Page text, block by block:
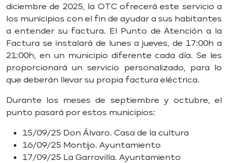
diciembre de 2025, la OTC ofrecerá este servicio a
los municipios con el fin de ayudar a sus habitantes
a entender su factura. El Punto de Atención a la
Factura se instalará de lunes a jueves, de 17:00h a
21:00h, en un municipio diferente cada día. Se les
proporcionará un servicio personalizado, para lo
que deberán llevar su propia factura eléctrica.
Durante los meses de septiembre y octubre, el
punto pasará por estos municipios:
15/09/25 Don Álvaro. Casa de la cultura
16/09/25 Montijo. Ayuntamiento
17/09/25 La Garrovilla. Ayuntamiento